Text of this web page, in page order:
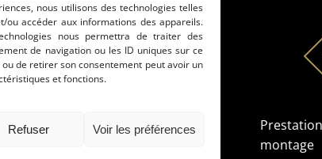
nous utilisons des technologies telles
ou accéder aux informations des appareils.
nous permettra de traiter des
de navigation ou les ID uniques sur ce
de retirer son consentement peut avoir un
et fonctions.
Refuser Voir les préférences
La marque Partenaires
montage